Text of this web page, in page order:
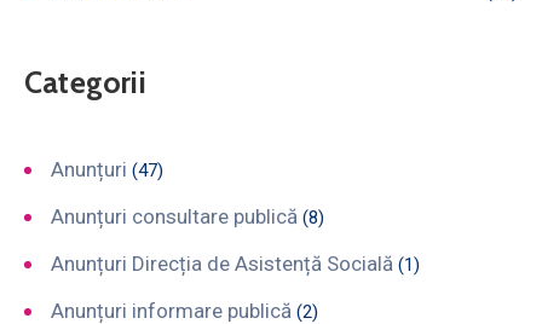
Categorii
Anunțuri (47)
Anunțuri consultare publică (8)
Anunțuri Direcția de Asistență Socială (1)
Anunțuri informare publică (2)